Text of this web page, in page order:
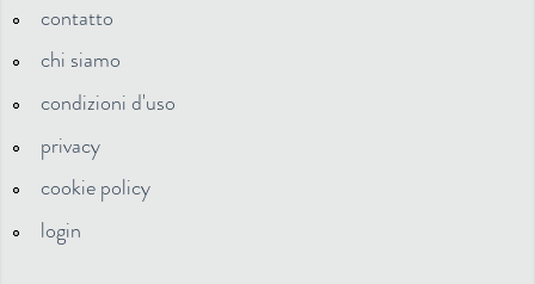
contatto
chi siamo
condizioni d'uso
privacy
cookie policy
login